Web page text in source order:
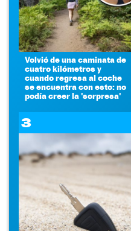
Volvió de una caminata de
cuatro kilómetros y
cuando regresa al coche
se encuentra con esto: no
podía creer la 'sorpresa'
3